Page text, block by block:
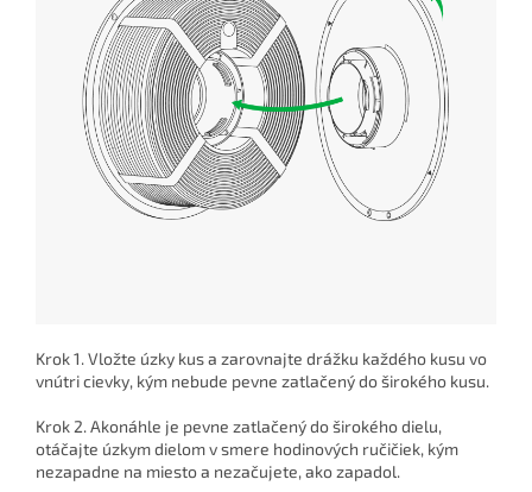
Krok 1. Vložte úzky kus a zarovnajte drážku každého kusu vo
vnútri cievky, kým nebude pevne zatlačený do širokého kusu.
Krok 2. Akonáhle je pevne zatlačený do širokého dielu,
otáčajte úzkym dielom v smere hodinových ručičiek, kým
nezapadne na miesto a nezačujete, ako zapadol.